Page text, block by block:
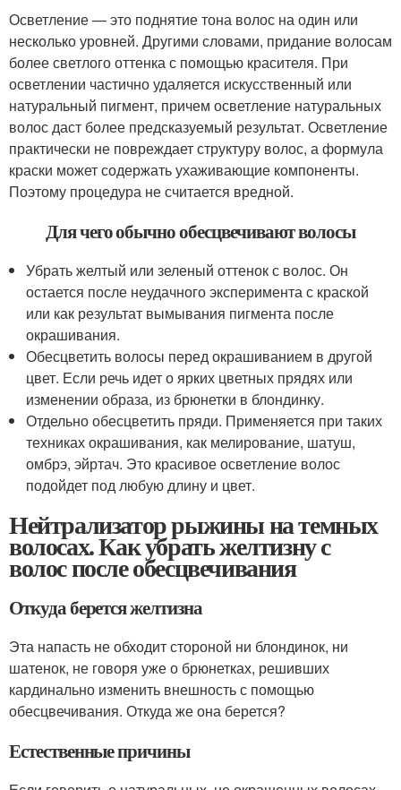
Осветление — это поднятие тона волос на один или
несколько уровней. Другими словами, придание волосам
более светлого оттенка с помощью красителя. При
осветлении частично удаляется искусственный или
натуральный пигмент, причем осветление натуральных
волос даст более предсказуемый результат. Осветление
практически не повреждает структуру волос, а формула
краски может содержать ухаживающие компоненты.
Поэтому процедура не считается вредной.
Для чего обычно обесцвечивают волосы
Убрать желтый или зеленый оттенок с волос. Он
остается после неудачного эксперимента с краской
или как результат вымывания пигмента после
окрашивания.
Обесцветить волосы перед окрашиванием в другой
цвет. Если речь идет о ярких цветных прядях или
изменении образа, из брюнетки в блондинку.
Отдельно обесцветить пряди. Применяется при таких
техниках окрашивания, как мелирование, шатуш,
омбрэ, эйртач. Это красивое осветление волос
подойдет под любую длину и цвет.
Нейтрализатор рыжины на темных
волосах. Как убрать желтизну с
волос после обесцвечивания
Откуда берется желтизна
Эта напасть не обходит стороной ни блондинок, ни
шатенок, не говоря уже о брюнетках, решивших
кардинально изменить внешность с помощью
обесцвечивания. Откуда же она берется?
Естественные причины